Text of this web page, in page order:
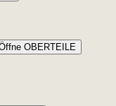
OBERTEILE